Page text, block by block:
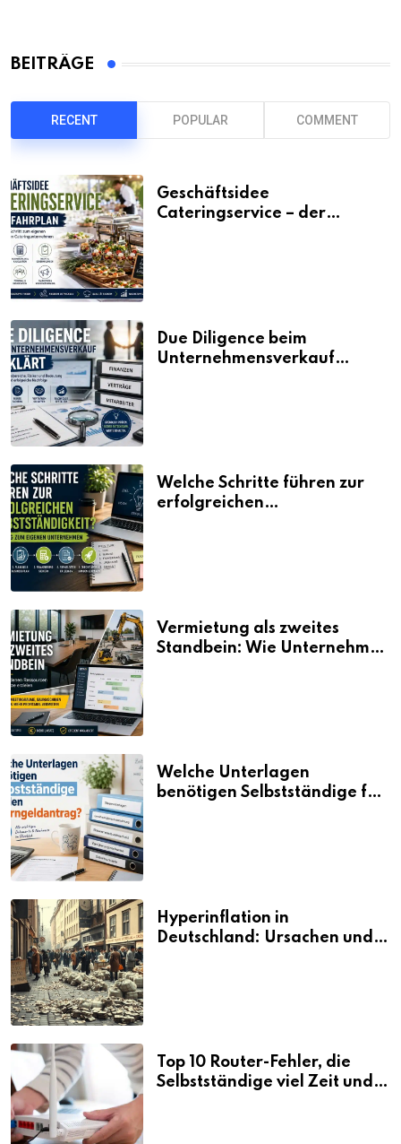
BEITRÄGE
RECENT POPULAR COMMENT
Geschäftsidee
Cateringservice – der
Due Diligence beim
Unternehmensverkauf
Welche Schritte führen zur
erfolgreichen
Vermietung als zweites
Standbein: Wie Unternehmen
Welche Unterlagen
benötigen Selbstständige für
Hyperinflation in
Deutschland: Ursachen und
Top 10 Router-Fehler, die
Selbstständige viel Zeit und